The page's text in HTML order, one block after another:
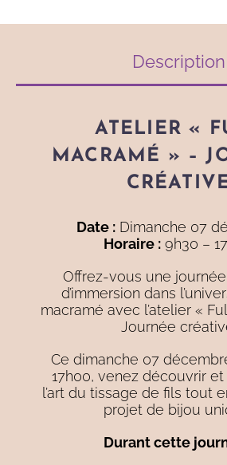
Description
ATELIER «
MACRAMÉ » –
Date : Dimanche 07
Horaire : 9h30 –
Offrez-vous une
d’immersion dans
macramé avec l’atelier «
Journée
Ce dimanche 07
17h00, venez découvrir
l’art du tissage de fils tout
projet de bijou
Durant cette